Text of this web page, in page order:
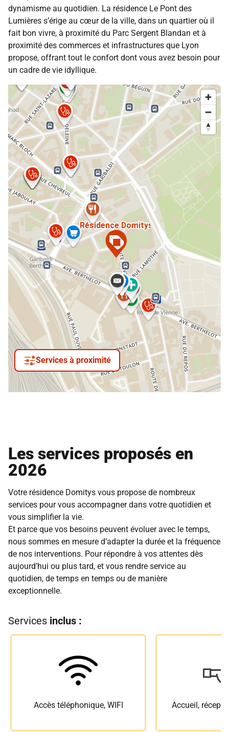
dynamisme au quotidien. La résidence Le Pont des
Lumières s’érige au cœur de la ville, dans un quartier où il
fait bon vivre, à proximité du Parc Sergent Blandan et à
proximité des commerces et infrastructures que Lyon
propose, offrant tout le confort dont vous avez besoin pour
un cadre de vie idyllique.
Services à proximité
Les services proposés en
2026
Votre résidence Domitys vous propose de nombreux
services pour vous accompagner dans votre quotidien et
vous simplifier la vie.
Et parce que vos besoins peuvent évoluer avec le temps,
nous sommes en mesure d’adapter la durée et la fréquence
de nos interventions. Pour répondre à vos attentes dès
aujourd’hui ou plus tard, et vous rendre service au
quotidien, de temps en temps ou de manière
exceptionnelle.
Services inclus :
Accès téléphonique, WIFI Accueil,